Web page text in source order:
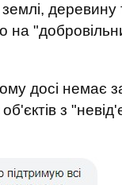
землі,
на
досі немає
з